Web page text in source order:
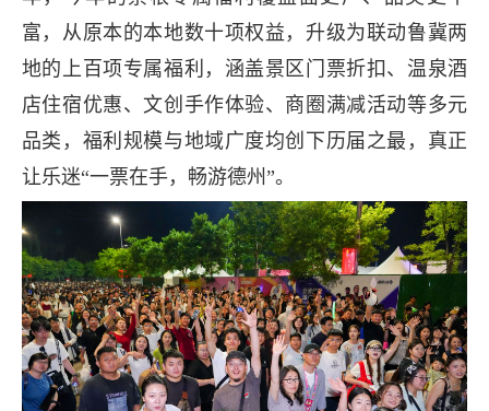
富，从原本的本地数十项权益，升级为联动鲁冀两
地的上百项专属福利，涵盖景区门票折扣、温泉酒
店住宿优惠、文创手作体验、商圈满减活动等多元
品类，福利规模与地域广度均创下历届之最，真正
让乐迷“一票在手，畅游德州”。